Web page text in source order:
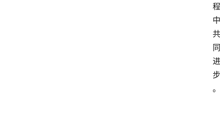
程
中
共
同
进
步
。